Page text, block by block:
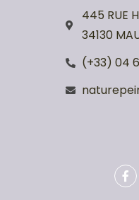
445 RUE
34130
(+33) 04